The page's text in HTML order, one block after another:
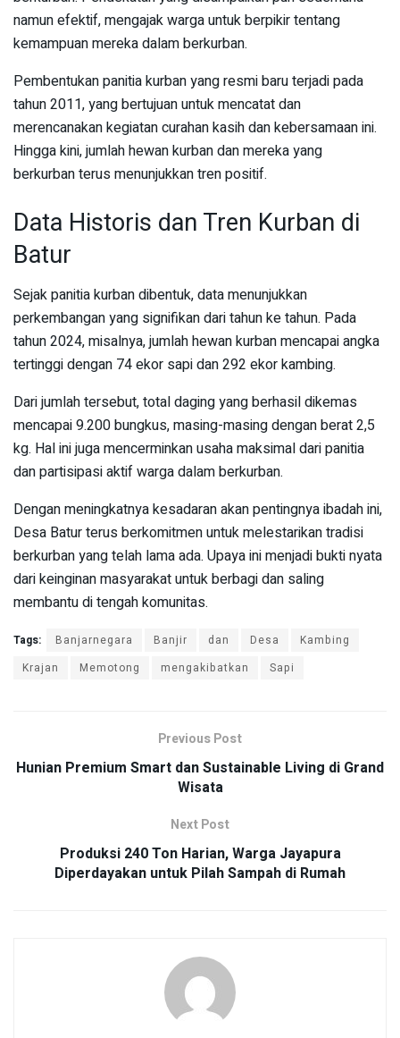
namun efektif, mengajak warga untuk berpikir tentang
kemampuan mereka dalam berkurban.
Pembentukan panitia kurban yang resmi baru terjadi pada
tahun 2011, yang bertujuan untuk mencatat dan
merencanakan kegiatan curahan kasih dan kebersamaan ini.
Hingga kini, jumlah hewan kurban dan mereka yang
berkurban terus menunjukkan tren positif.
Data Historis dan Tren Kurban di
Batur
Sejak panitia kurban dibentuk, data menunjukkan
perkembangan yang signifikan dari tahun ke tahun. Pada
tahun 2024, misalnya, jumlah hewan kurban mencapai angka
tertinggi dengan 74 ekor sapi dan 292 ekor kambing.
Dari jumlah tersebut, total daging yang berhasil dikemas
mencapai 9.200 bungkus, masing-masing dengan berat 2,5
kg. Hal ini juga mencerminkan usaha maksimal dari panitia
dan partisipasi aktif warga dalam berkurban.
Dengan meningkatnya kesadaran akan pentingnya ibadah ini,
Desa Batur terus berkomitmen untuk melestarikan tradisi
berkurban yang telah lama ada. Upaya ini menjadi bukti nyata
dari keinginan masyarakat untuk berbagi dan saling
membantu di tengah komunitas.
Tags: Banjarnegara Banjir dan Desa
Kambing
Krajan
Memotong mengakibatkan Sapi
Previous Post
Hunian Premium Smart dan Sustainable Living di Grand
Wisata
Next Post
Produksi 240 Ton Harian, Warga Jayapura
Diperdayakan untuk Pilah Sampah di Rumah